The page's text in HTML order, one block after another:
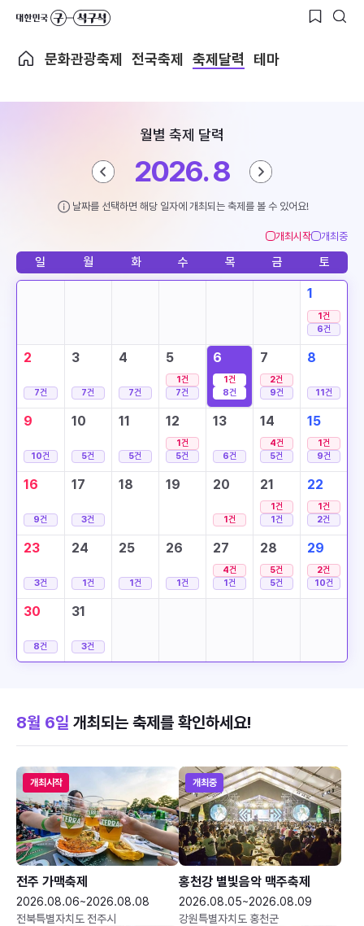
문화관광축제 전국축제 축제달력 테마
월별 축제 달력
2026. 8
날짜를 선택하면 해당 일자에 개최되는 축제를 볼 수 있어요!
개최시작 개최중
일 월 화 수 목 금 토
1
1건
6건
2
7건
3
7건
4
7건
5
1건
7건
6
1건
8건
7
2건
9건
8
11건
9
10건
10
5건
11
5건
12
1건
5건
13
6건
14
4건
5건
15
1건
9건
16
9건
17
3건
18 19 20
1건
21
1건
1건
22
1건
2건
23
3건
24
1건
25
1건
26
1건
27
4건
1건
28
5건
5건
29
2건
10건
30
8건
31
3건
8월 6일 개최되는 축제를 확인하세요!
개최시작
전주 가맥축제
2026.08.06~2026.08.08
전북특별자치도 전주시
개최중
홍천강 별빛음악 맥주축제
2026.08.05~2026.08.09
강원특별자치도 홍천군